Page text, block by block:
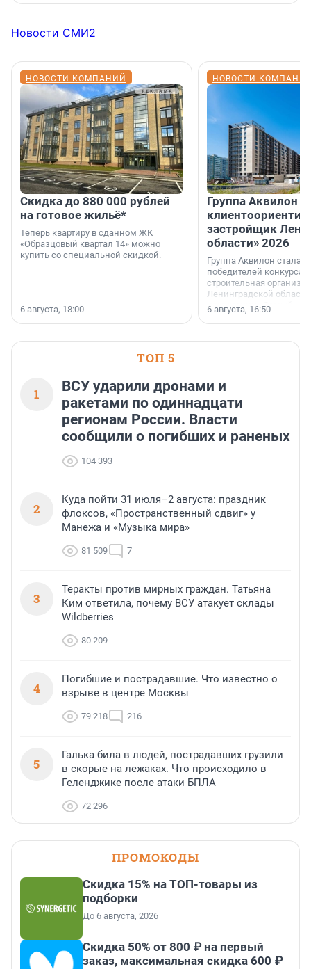
Новости СМИ2
НОВОСТИ КОМПАНИЙ
Скидка до 880 000 рублей
на готовое жильё*
Теперь квартиру в сданном ЖК
«Образцовый квартал 14» можно
купить со специальной скидкой.
6 августа, 18:00
НОВОСТИ
Группа Аквилон
застройщик
области» 2026
Группа Аквилон стала
победителей конкурса
строительная
Ленинградской области
номинации «Самый
застройщик
области».
6 августа, 16:50
ТОП 5
1
ВСУ ударили дронами и
ракетами по одиннадцати
регионам России. Власти
сообщили о погибших и раненых
104 393
2
Куда пойти 31 июля–2 августа: праздник
флоксов, «Пространственный сдвиг» у
Манежа и «Музыка мира»
81 509 7
3
Теракты против мирных граждан. Татьяна
Ким ответила, почему ВСУ атакует склады
Wildberries
80 209
4
Погибшие и пострадавшие. Что известно о
взрыве в центре Москвы
79 218 216
5
Галька била в людей, пострадавших грузили
в скорые на лежаках. Что происходило в
Геленджике после атаки БПЛА
72 296
ПРОМОКОДЫ
Скидка 15% на ТОП-товары из
подборки
До 6 августа, 2026
Скидка 50% от 800 ₽ на первый
заказ, максимальная скидка 600 ₽